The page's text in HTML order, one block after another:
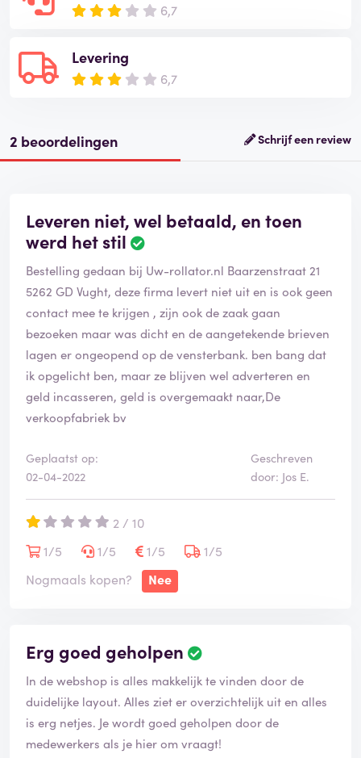
6,7
Levering
6,7
2 beoordelingen Schrijf een review
Leveren niet, wel betaald, en toen
werd het stil
Bestelling gedaan bij Uw-rollator.nl Baarzenstraat 21
5262 GD Vught, deze firma levert niet uit en is ook geen
contact mee te krijgen , zijn ook de zaak gaan
bezoeken maar was dicht en de aangetekende brieven
lagen er ongeopend op de vensterbank. ben bang dat
ik opgelicht ben, maar ze blijven wel adverteren en
geld incasseren, geld is overgemaakt naar,De
verkoopfabriek bv
Geplaatst op:
02-04-2022
Geschreven
door: Jos E.
2 / 10
1/5
1/5 1/5
1/5
Nogmaals kopen?
Nee
Erg goed geholpen
In de webshop is alles makkelijk te vinden door de
duidelijke layout. Alles ziet er overzichtelijk uit en alles
is erg netjes. Je wordt goed geholpen door de
medewerkers als je hier om vraagt!